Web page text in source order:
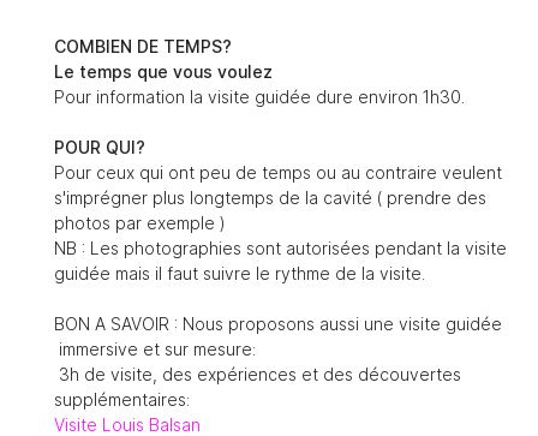
COMBIEN DE TEMPS?
Le temps que vous voulez
Pour information la visite guidée dure environ 1h30.
POUR QUI?
Pour ceux qui ont peu de temps ou au contraire veulent
s'imprégner plus longtemps de la cavité ( prendre des
photos par exemple )
NB : Les photographies sont autorisées pendant la visite
guidée mais il faut suivre le rythme de la visite.
BON A SAVOIR : Nous proposons aussi une visite guidée
immersive et sur mesure:
3h de visite, des expériences et des découvertes
supplémentaires:
Visite Louis Balsan